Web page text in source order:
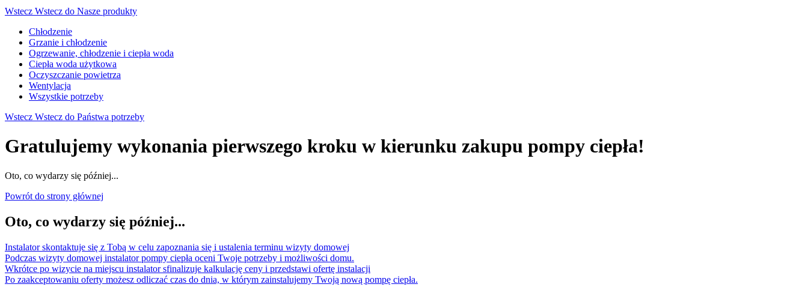
Wstecz Wstecz do Nasze produkty
Chłodzenie
Grzanie i chłodzenie
Ogrzewanie, chłodzenie i ciepła woda
Ciepła woda użytkowa
Oczyszczanie powietrza
Wentylacja
Wszystkie potrzeby
Wstecz Wstecz do Państwa potrzeby
Gratulujemy wykonania pierwszego kroku w kierunku zakupu pompy ciepła!
Oto, co wydarzy się później...
Powrót do strony głównej
Oto, co wydarzy się później...
Instalator skontaktuje się z Tobą w celu zapoznania się i ustalenia terminu wizyty domowej
Podczas wizyty domowej instalator pompy ciepła oceni Twoje potrzeby i możliwości domu.
Wkrótce po wizycie na miejscu instalator sfinalizuje kalkulację ceny i przedstawi ofertę instalacji
Po zaakceptowaniu oferty możesz odliczać czas do dnia, w którym zainstalujemy Twoją nową pompę ciepła.